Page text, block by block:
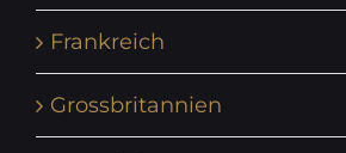
Frankreich
Grossbritannien